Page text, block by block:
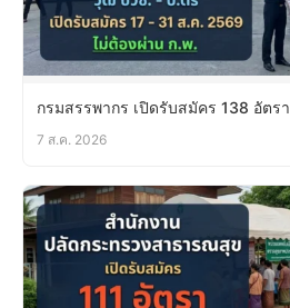
กรมสรรพากร เปิดรับสมัคร 138 อัตรา
7 ส.ค. 2026